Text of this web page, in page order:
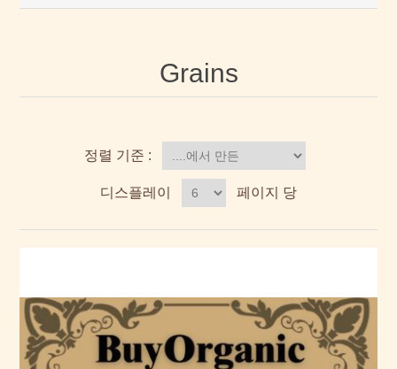
Grains
정렬 기준 :
디스플레이 페이지 당